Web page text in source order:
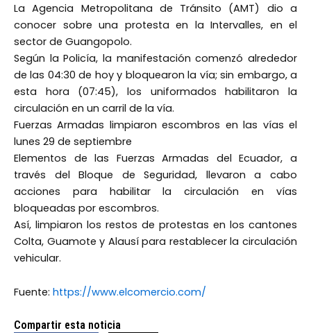
La Agencia Metropolitana de Tránsito (AMT) dio a
conocer sobre una protesta en la Intervalles, en el
sector de Guangopolo.
Según la Policía, la manifestación comenzó alrededor
de las 04:30 de hoy y bloquearon la vía; sin embargo, a
esta hora (07:45), los uniformados habilitaron la
circulación en un carril de la vía.
Fuerzas Armadas limpiaron escombros en las vías el
lunes 29 de septiembre
Elementos de las Fuerzas Armadas del Ecuador, a
través del Bloque de Seguridad, llevaron a cabo
acciones para habilitar la circulación en vías
bloqueadas por escombros.
Así, limpiaron los restos de protestas en los cantones
Colta, Guamote y Alausí para restablecer la circulación
vehicular.
Fuente: https://www.elcomercio.com/
Compartir esta noticia